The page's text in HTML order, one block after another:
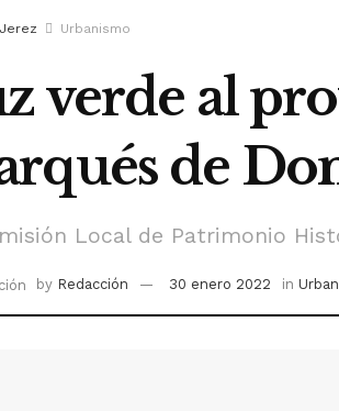
Jerez Urbanismo
verde al
de
Local de Patrimonio
by Redacción 30 enero 2022 in